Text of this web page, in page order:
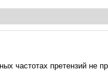
частотах претензий не